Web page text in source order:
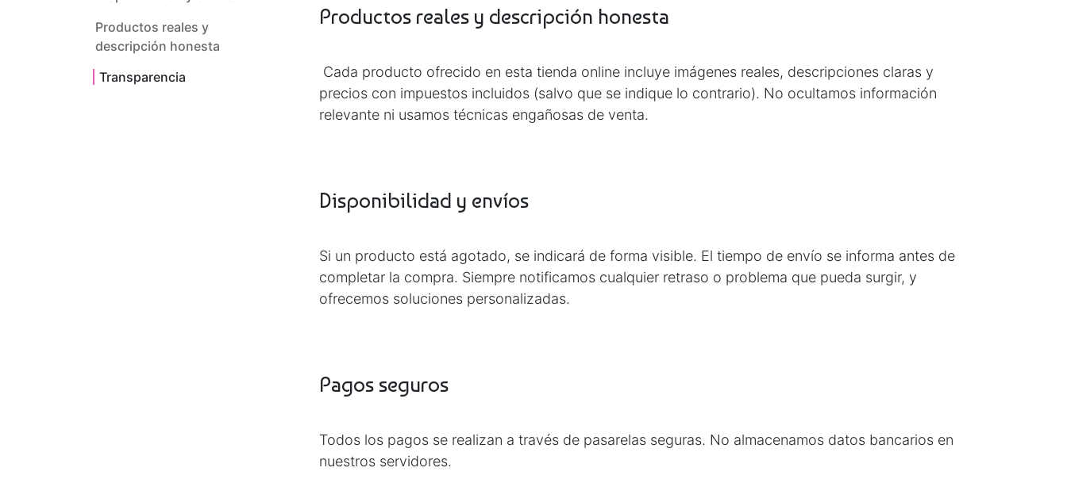
Productos reales y
descripción honesta
Transparencia
Productos reales y descripción honesta
Cada producto ofrecido en esta tienda online incluye imágenes reales, descripciones claras y
precios con impuestos incluidos (salvo que se indique lo contrario). No ocultamos información
relevante ni usamos técnicas engañosas de venta.
Disponibilidad y envíos
Si un producto está agotado, se indicará de forma visible. El tiempo de envío se informa antes de
completar la compra. Siempre notificamos cualquier retraso o problema que pueda surgir, y
ofrecemos soluciones personalizadas.
Pagos seguros
Todos los pagos se realizan a través de pasarelas seguras. No almacenamos datos bancarios en
nuestros servidores.